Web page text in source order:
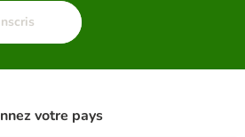
votre pays